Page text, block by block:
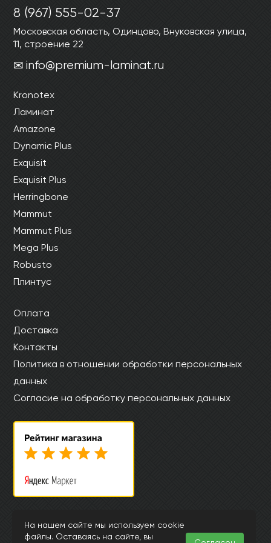
ОТПРАВИТЬ
Ваши данные не будут переданы третьим
Ваши данные не будут переданы третьим
лицам
Ваши данные не будут переданы третьим
лицам
8 (967) 555-02-37
Московская область, Одинцово, Внуковская улица,
11, строение 22
info@premium-laminat.ru
Kronotex
Ламинат
Amazone
Dynamic Plus
Exquisit
Exquisit Plus
Herringbone
Mammut
Mammut Plus
Mega Plus
Robusto
Плинтус
Оплата
Доставка
Контакты
Политика в отношении обработки персональных
данных
Согласие на обработку персональных данных
© Интернет магазин laminatkronotex.ru 2015-2026
Информация, представленная на страницах данного сайта, носит
На нашем сайте мы используем cookie
файлы. Оставаясь на сайте, вы